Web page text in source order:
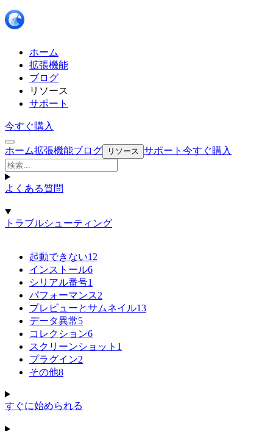
ホーム
拡張機能
ブログ
リソース
サポート
今すぐ購入
ホーム拡張機能ブログ リソース サポート 今すぐ購入
よくある質問
トラブルシューティング
起動できない12
インストール6
シリアル番号1
パフォーマンス2
プレビューとサムネイル13
データ異常5
コレクション6
スクリーンショット 1
プラグイン2
その他8
すぐに始められる